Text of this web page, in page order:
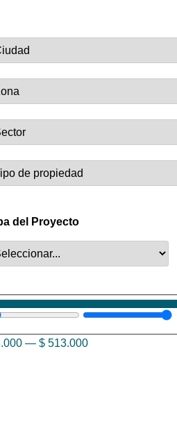
del Proyecto
— $ 513.000